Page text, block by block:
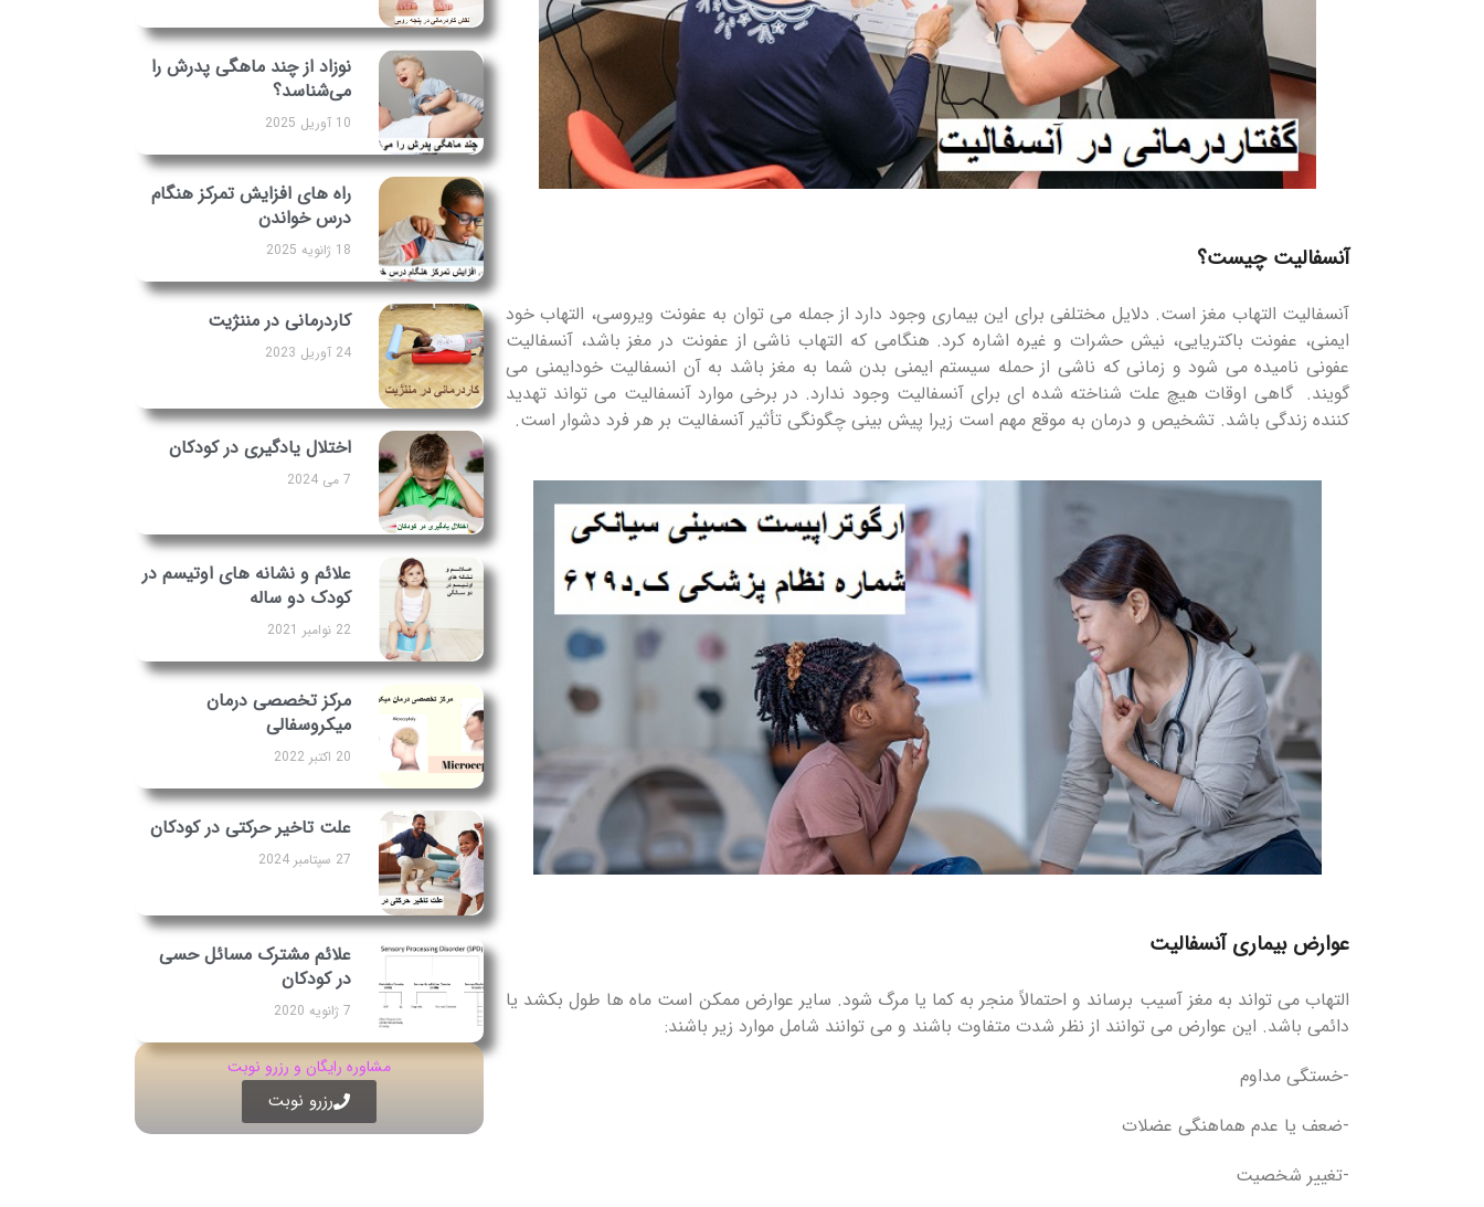
آنسفالیت چیست؟
آنسفالیت التهاب مغز است. دلایل مختلفی برای این بیماری وجود دارد از جمله می توان به عفونت ویروسی، التهاب خود
ایمنی، عفونت باکتریایی، نیش حشرات و غیره اشاره کرد. هنگامی که التهاب ناشی از عفونت در مغز باشد، آنسفالیت
عفونی نامیده می شود و زمانی که ناشی از حمله سیستم ایمنی بدن شما به مغز باشد به آن انسفالیت خودایمنی می
گویند. گاهی اوقات هیچ علت شناخته شده ای برای آنسفالیت وجود ندارد. در برخی موارد آنسفالیت می تواند تهدید
کننده زندگی باشد. تشخیص و درمان به موقع مهم است زیرا پیش بینی چگونگی تأثیر آنسفالیت بر هر فرد دشوار است.
عوارض بیماری آنسفالیت
التهاب می تواند به مغز آسیب برساند و احتمالاً منجر به کما یا مرگ شود. سایر عوارض ممکن است ماه ها طول بکشد یا
دائمی باشد. این عوارض می توانند از نظر شدت متفاوت باشند و می توانند شامل موارد زیر باشند:
-خستگی مداوم
-ضعف یا عدم هماهنگی عضلات
-تغییر شخصیت
نوزاد از چند ماهگی پدرش را
می‌شناسد؟
10 آوریل 2025
راه‌ های افزایش تمرکز هنگام
درس خواندن
18 ژانویه 2025
کاردرمانی در مننژیت
24 آوریل 2023
اختلال یادگیری در کودکان
7 می 2024
علائم و نشانه های اوتیسم در
کودک دو ساله
22 نوامبر 2021
مرکز تخصصی درمان
میکروسفالی
20 اکتبر 2022
علت تاخیر حرکتی در کودکان
27 سپتامبر 2024
علائم مشترک مسائل حسی
در کودکان
7 ژانویه 2020
مشاوره رایگان و رزرو نوبت
رزرو نوبت